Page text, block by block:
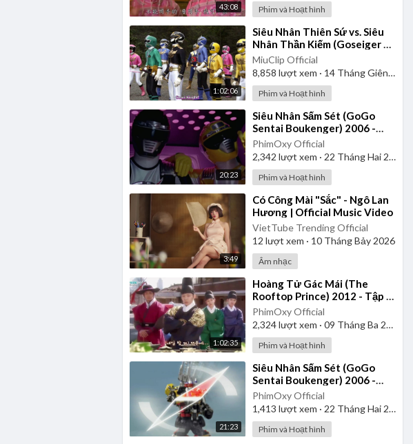
43:08 Phim và Hoạt hình
1:02:06
⁣Siêu Nhân Thiên Sứ vs. Siêu
Nhân Thần Kiếm (Goseiger vs.
Shinkenger) | Vietsub
MiuClip Official
8,858 lượt xem · 14 Tháng Giêng 2025
Phim và Hoạt hình
20:23
⁣Siêu Nhân Sấm Sét (GoGo
Sentai Boukenger) 2006 -
Tập 1 | Thuyết Minh
PhimOxy Official
2,342 lượt xem · 22 Tháng Hai 2025
Phim và Hoạt hình
3:49
⁣Có Công Mài "Sắc" - Ngô Lan
Hương | Official Music Video
VietTube Trending Official
12 lượt xem · 10 Tháng Bảy 2026
Âm nhạc
1:02:35
⁣Hoàng Tử Gác Mái (The
Rooftop Prince) 2012 - Tập 1
| Lồng Tiếng
PhimOxy Official
2,324lượt xem · 09 Tháng Ba 2025
Phim và Hoạt hình
21:23
⁣Siêu Nhân Sấm Sét (GoGo
Sentai Boukenger) 2006 -
Tập 2 | Thuyết Minh
PhimOxy Official
1,413 lượt xem · 22 Tháng Hai 2025
Phim và Hoạt hình